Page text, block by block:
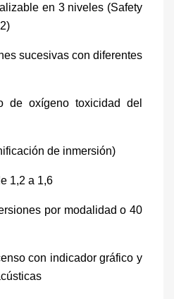
en 3 niveles (Safety
sucesivas con diferentes
de oxígeno toxicidad del
de inmersión)
1,2 a 1,6
por modalidad o 40
con indicador gráfico y